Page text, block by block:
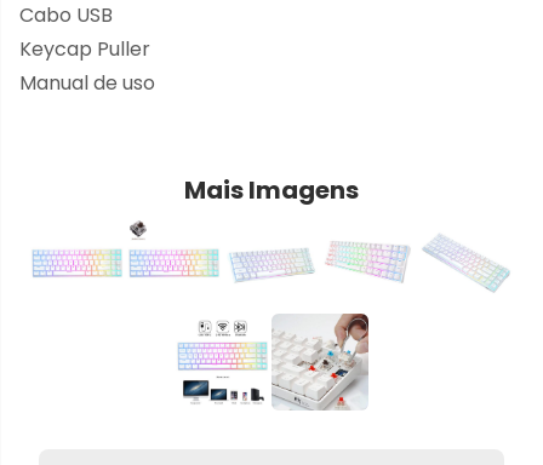
Cabo USB
Keycap Puller
Manual de uso
Mais Imagens